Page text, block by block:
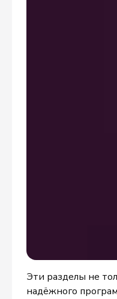
Эти разделы не
надёжного